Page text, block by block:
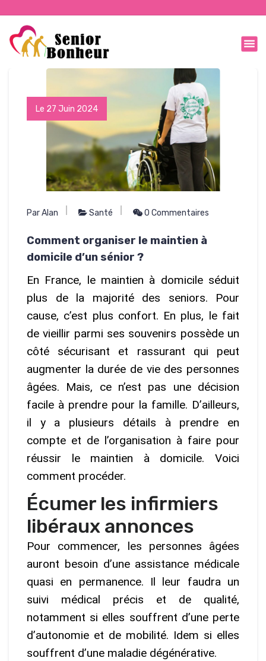
Le 27 Juin 2024
Par Alan Santé 0 Commentaires
Comment organiser le maintien à
domicile d’un sénior ?
En France, le maintien à domicile séduit
plus de la majorité des seniors. Pour
cause, c’est plus confort. En plus, le fait
de vieillir parmi ses souvenirs possède un
côté sécurisant et rassurant qui peut
augmenter la durée de vie des personnes
âgées. Mais, ce n’est pas une décision
facile à prendre pour la famille. D’ailleurs,
il y a plusieurs détails à prendre en
compte et de l’organisation à faire pour
réussir le maintien à domicile. Voici
comment procéder.
Écumer les infirmiers
libéraux annonces
Pour commencer, les personnes âgées
auront besoin d’une assistance médicale
quasi en permanence. Il leur faudra un
suivi médical précis et de qualité,
notamment si elles souffrent d’une perte
d’autonomie et de mobilité. Idem si elles
souffrent d’une maladie dégénérative.